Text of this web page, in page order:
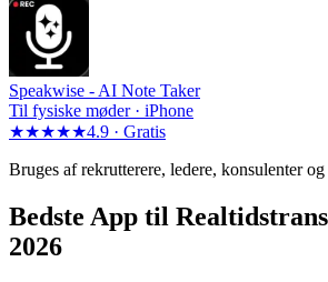
Speakwise - AI Note Taker
Til fysiske møder · iPhone
★★★★★4.9 · Gratis
Bruges af rekrutterere, ledere, konsulenter
Bedste App til
2026